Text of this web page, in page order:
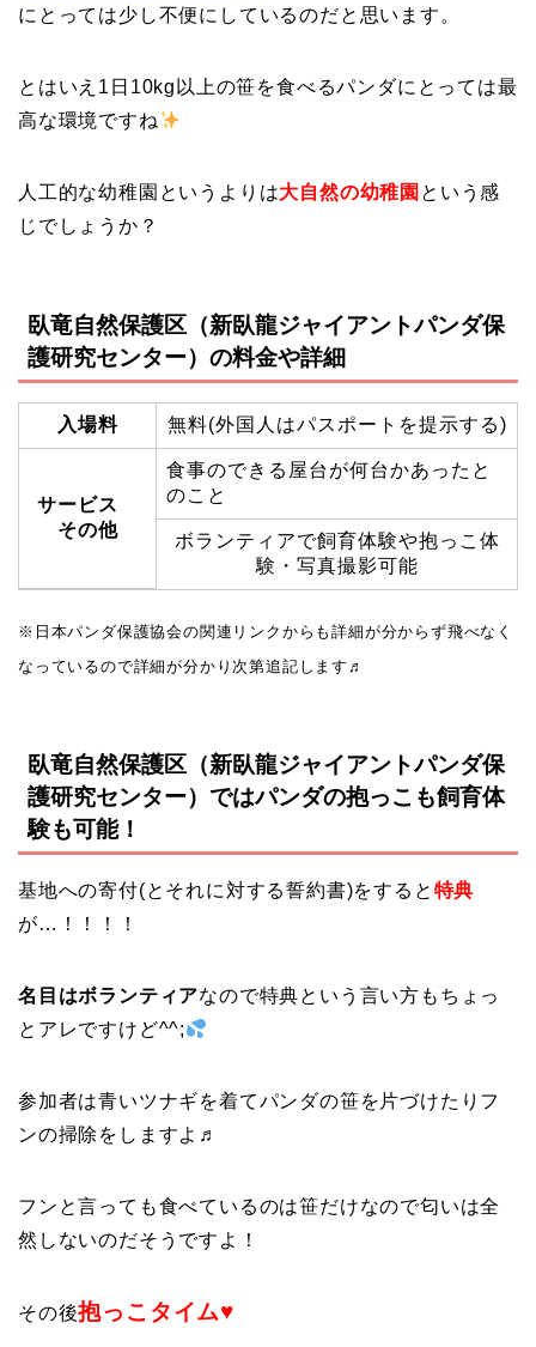
にとっては少し不便にしているのだと思います。
とはいえ1日10kg以上の笹を食べるパンダにとっては最
高な環境ですね
人工的な幼稚園というよりは大自然の幼稚園 という感
じでしょうか？
臥竜自然保護区（新臥龍ジャイアントパンダ保
護研究センター）の料金や詳細
入場料 無料(外国人はパスポートを提示する)
サービス
その他
食事のできる屋台が何台かあったと
のこと
ボランティアで飼育体験や抱っこ体
験・写真撮影可能
※日本パンダ保護協会の関連リンクからも詳細が分からず飛べなく
なっているので詳細が分かり次第追記します♬
臥竜自然保護区（新臥龍ジャイアントパンダ保
護研究センター）ではパンダの抱っこも飼育体
験も可能！
基地への寄付(とそれに対する誓約書)をすると 特典
が…！！！！
名目はボランティアなので特典という言い方もちょっ
とアレですけど^^;
参加者は青いツナギを着てパンダの笹を片づけたりフ
ンの掃除をしますよ♬
フンと言っても食べているのは笹だけなので匂いは全
然しないのだそうですよ！
その後抱っこタイム♥